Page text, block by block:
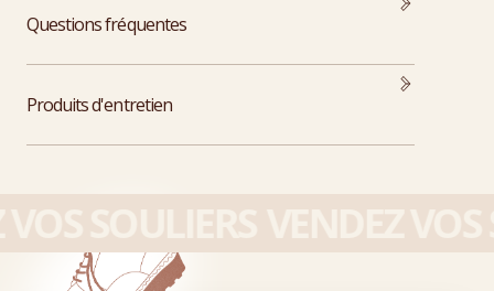
Questions fréquentes
Produits d'entretien